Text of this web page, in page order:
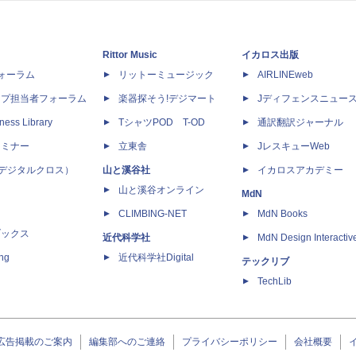
ーラム
担当者フォーラム
Library
ナー
ジタルクロス）
クス
Rittor Music
リットーミュージック
楽器探そう!デジマート
TシャツPOD T-OD
立東舎
山と溪谷社
山と溪谷オンライン
CLIMBING-NET
近代科学社
近代科学社Digital
イカロス出版
AIRLINEweb
Jディフェンスニュー
通訳翻訳ジャーナル
JレスキューWeb
イカロスアカデミー
MdN
MdN Books
MdN Design
テックリブ
TechLib
告掲載のご案内 編集部へのご連絡 プライバシーポリシー 会社概要